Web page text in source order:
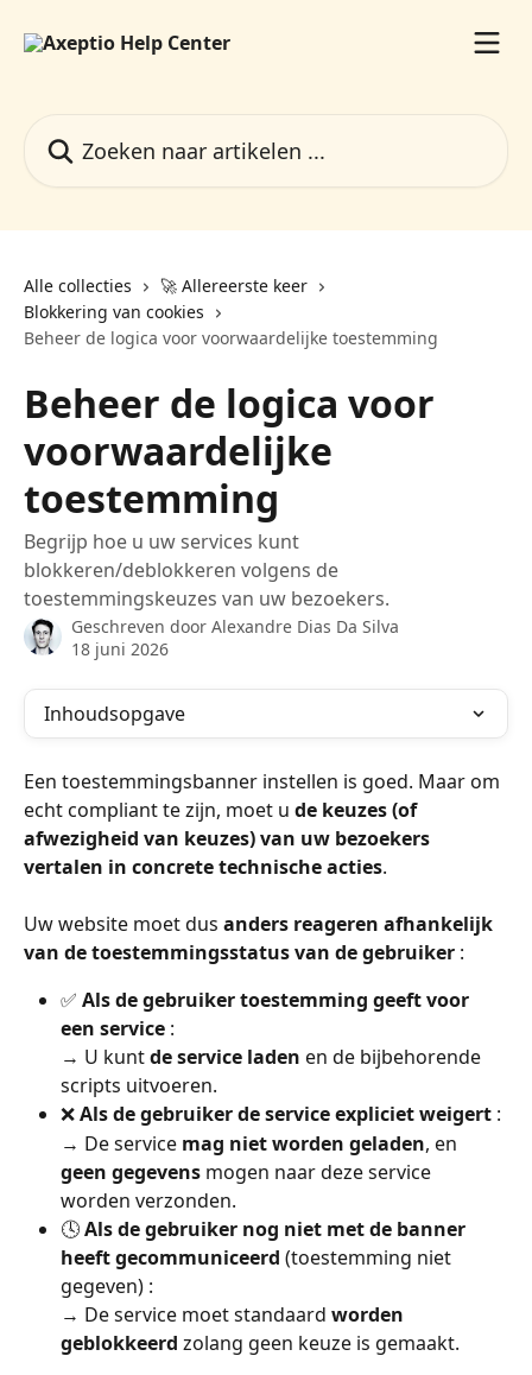
Alle collecties
🚀 Allereerste keer
Blokkering van cookies
Beheer de logica voor voorwaardelijke toestemming
Beheer de logica voor
voorwaardelijke
toestemming
Begrijp hoe u uw services kunt
blokkeren/deblokkeren volgens de
toestemmingskeuzes van uw bezoekers.
Geschreven door Alexandre Dias Da Silva
18 juni 2026
Inhoudsopgave
Een toestemmingsbanner instellen is goed. Maar om
echt compliant te zijn, moet u de keuzes (of
afwezigheid van keuzes) van uw bezoekers
vertalen in concrete technische acties.
Uw website moet dus anders reageren afhankelijk
van de toestemmingsstatus van de gebruiker :
✅ Als de gebruiker toestemming geeft voor
een service :
→ U kunt de service laden en de bijbehorende
scripts uitvoeren.
❌ Als de gebruiker de service expliciet weigert :
→ De service mag niet worden geladen, en
geen gegevens mogen naar deze service
worden verzonden.
🕓 Als de gebruiker nog niet met de banner
heeft gecommuniceerd (toestemming niet
gegeven) :
→ De service moet standaard worden
geblokkeerd zolang geen keuze is gemaakt.